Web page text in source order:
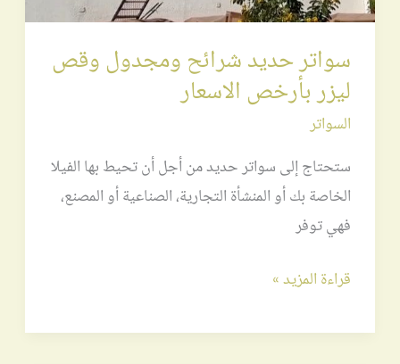
سواتر حديد شرائح ومجدول وقص
ليزر بأرخص الاسعار
السواتر
ستحتاج إلى سواتر حديد من أجل أن تحيط بها الفيلا
الخاصة بك أو المنشأة التجارية، الصناعية أو المصنع،
فهي توفر
قراءة المزيد »